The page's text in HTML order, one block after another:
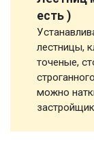
есть )
лестницы,
точеные,
можно